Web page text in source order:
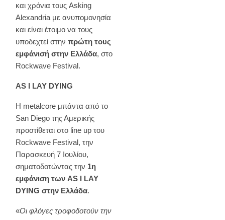
και χρόνια τους Asking
Alexandria με ανυπομονησία
και είναι έτοιμο να τους
υποδεχτεί στην πρώτη τους
εμφάνισή στην Ελλάδα, στο
Rockwave Festival.
AS I LAY DYING
Η metalcore μπάντα από το
San Diego της Αμερικής
προστίθεται στo line up του
Rockwave Festival, την
Παρασκευή 7 Ιουλίου,
σηματοδοτώντας την 1η
εμφάνιση των AS I LAY
DYING στην Ελλάδα.
«Οι φλόγες τροφοδοτούν την